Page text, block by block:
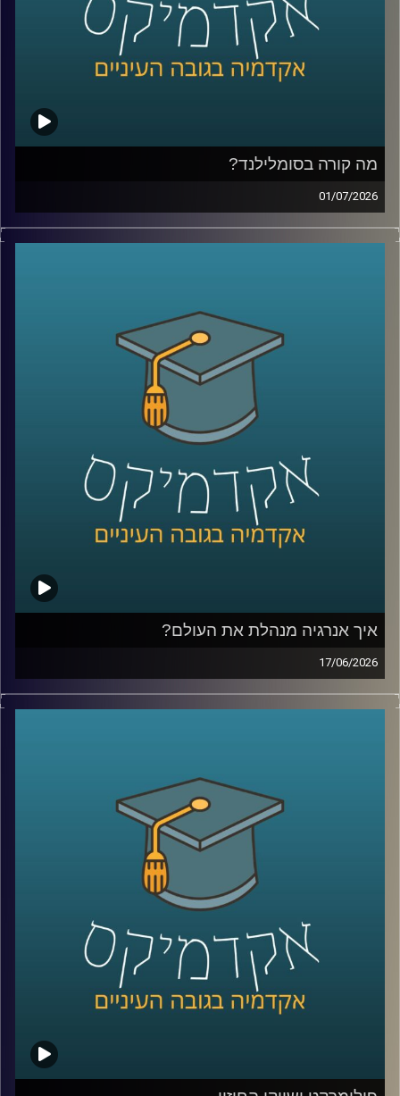
את הספר “איך להיות מדען דיסרפטיבי”, שמנסה לשאול האם
פריצות דרך הן באמת עניין של גאונות ומזל, או שאפשר לפתח
צורת חשיבה, ואולי אפילו שיטה, שמגדילה את הסיכוי לזהות
שאלות גדולות, לערער על הנחות יסוד ולפרוץ את גבולות הידע
בפרק הזה נדבר על הדרך שבה נולדות תגליות, על מה שמדע
יכול ללמוד מהייטק, על ההבדל בין חשיבה נועזת לחשיבה לא
מבוססת, ועל השאלה האם אפשר ללמד אנשים לחשוב בצורה
קרדיט תמונות:AudioVersity
מה קורה בסומלילנד?
01/07/2026
יש בעולם מדינה עם כ-6 מיליון תושבים, ממשלה, מטבע, צבא,
דרכונים ובחירות דמוקרטיות. היא יציבה יותר מחלק מהמדינות
היום אנחנו יוצאים להכיר את סומלילנד, מדינה שרוב האנשים
מעולם לא שמעו עליה, אבל ייתכן שבעשור הקרוב היא תהפוך
לשחקנית משמעותית בזירה הגיאופוליטית.
כדי להבין איך נראים החיים במדינה שלא קיימת רשמית, למה
המעצמות הגדולות מתחילות להתעניין בה, והאם גם לישראל יש
אינטרס שם, הצטרף אליי היום השגריר ד״ר חיים קורן, בית ספר
לאודר לממשל, דיפלומטיה ואסטרטגיה, אוניברסיטת רייכמן.
שגריר ישראל הראשון לדרום סודן ושגריר מצרים
קרדיט תמונות:AudioVersity
איך אנרגיה מנהלת את העולם?
17/06/2026
בשנים האחרונות אנחנו שומעים בלי סוף על משברי אנרגיה,
מחירי נפט, גז טבעי, מצרי הורמוז ומאבקי כוח בין מדינות, אבל
ביטחון לאומי והשפעה עולמית.
בפרק של היום נדבר על איך אנרגיה מעצבת את העולם
שאנחנו חיים בו, איך גילוי הגז שינה את המעמד של ישראל
במזרח התיכון, למה מצרים הפכה לשחקנית מרכזית בתחום,
ואיך שיתופי פעולה אנרגטיים יכולים להשפיע גם על יחסים
איתנו היום ד״ר עמית מור, מנכ"ל משותף באקו-אנרג'י יעוץ
כלכלי אסטרטגי ומרצה באוניברסיטת רייכמן. מומחה בינ"ל
לכלכלת אנרגיה וסביבה, חשמל גז טבעי ונפט, בעל ניסיון עשיר
בייעוץ לממשלות, חברות בינלאומיות ומוסדות פיננסיים, יועץ
לבנק העולמי בפרויקטים גלובליים בתחומי אנרגיה ותשתיות.